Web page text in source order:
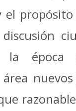
el
época